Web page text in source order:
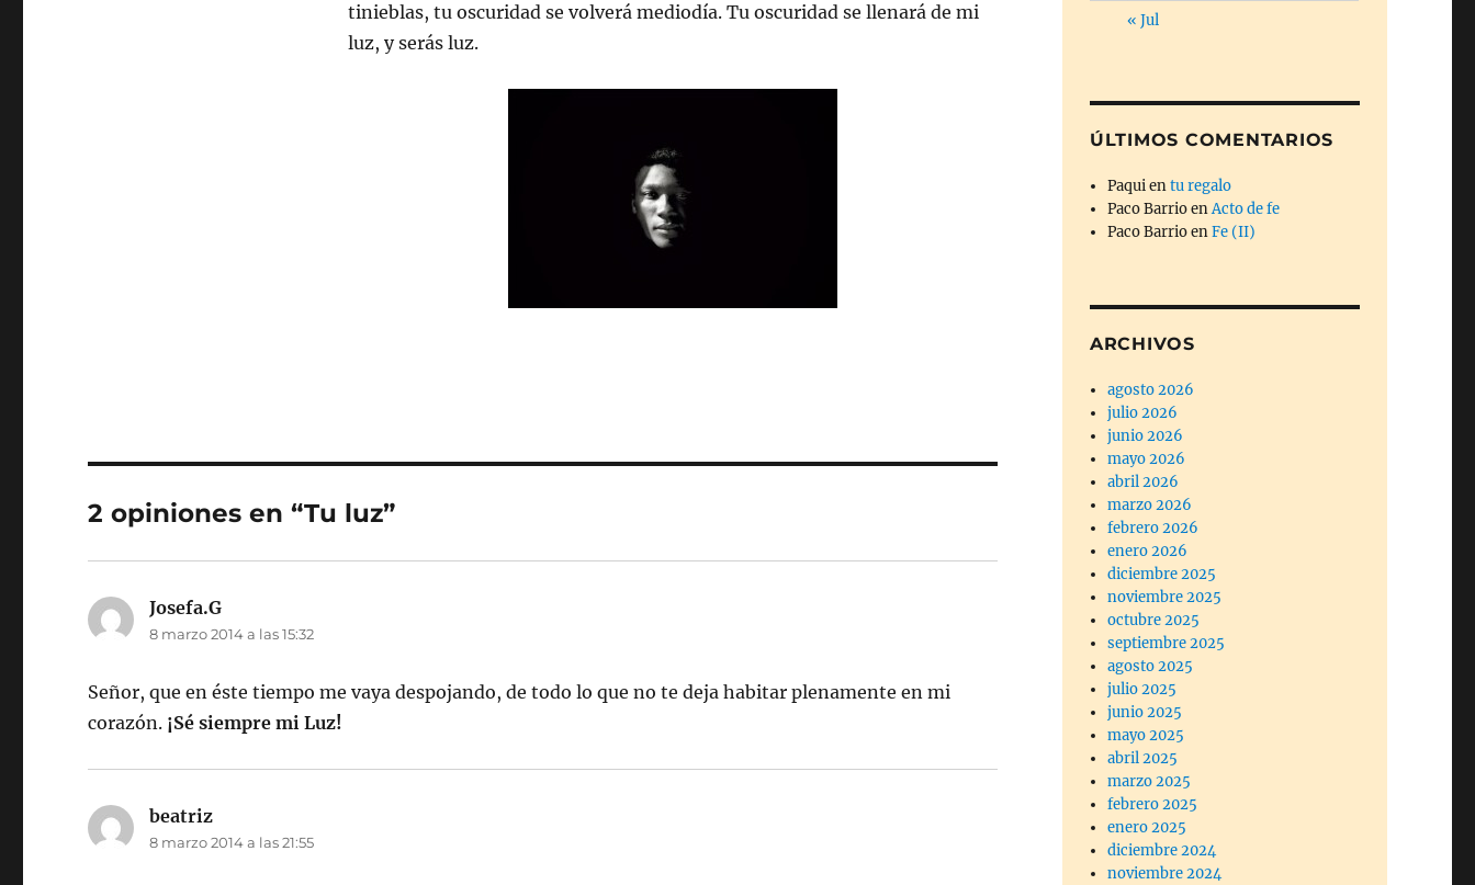
tinieblas, tu oscuridad se volverá mediodía. Tu oscuridad se llenará de mi
luz, y serás luz.
2 opiniones en “Tu luz”
Josefa.G
8 marzo 2014 a las 15:32
Señor, que en éste tiempo me vaya despojando, de todo lo que no te deja habitar plenamente en mi
corazón. ¡Sé siempre mi Luz!
beatriz
8 marzo 2014 a las 21:55
« Jul
ÚLTIMOS COMENTARIOS
Paquientu regalo
Paco BarrioenActo de fe
Paco BarrioenFe (II)
ARCHIVOS
agosto 2026
julio 2026
junio 2026
mayo 2026
abril 2026
marzo 2026
febrero 2026
enero 2026
diciembre 2025
noviembre 2025
octubre 2025
septiembre 2025
agosto 2025
julio 2025
junio 2025
mayo 2025
abril 2025
marzo 2025
febrero 2025
enero 2025
diciembre 2024
noviembre 2024